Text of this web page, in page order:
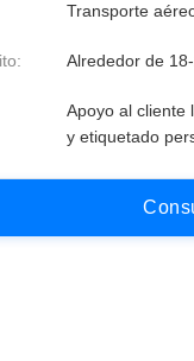
Transporte
Alrededor de
Apoyo al cliente
y etiquetado
Cons